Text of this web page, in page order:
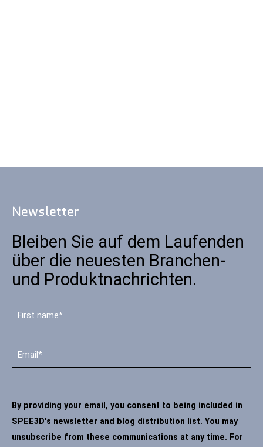
Newsletter
Bleiben Sie auf dem Laufenden
über die neuesten Branchen-
und Produktnachrichten.
By providing your email, you consent to being included in
SPEE3D's newsletter and blog distribution list. You may
unsubscribe from these communications at any time. For